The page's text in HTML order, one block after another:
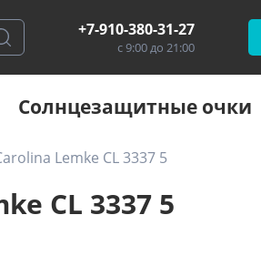
+7-910-380-31-27
с 9:00 до 21:00
Солнцезащитные очки
Lemke CL 3337 5
CL 3337 5